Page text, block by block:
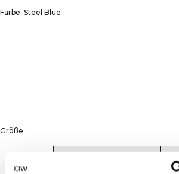
Farbe: Steel Blue
Größe